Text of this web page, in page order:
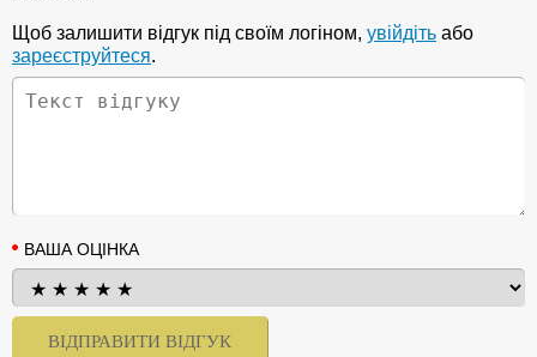
Щоб залишити відгук під своїм логіном, увійдіть або
зареєструйтеся.
ВАША ОЦІНКА